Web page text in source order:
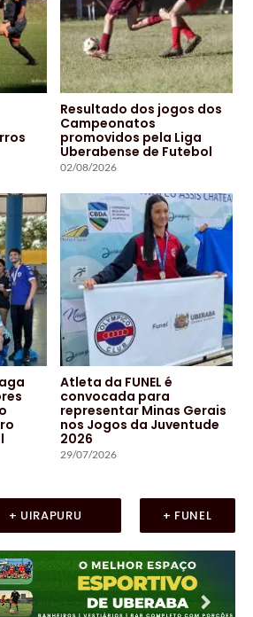
Resultado dos jogos dos
Campeonatos
promovidos pela Liga
Uberabense de Futebol
02/08/2026
Atleta da FUNEL é
convocada para
representar Minas Gerais
nos Jogos da Juventude
2026
29/07/2026
+ UIRAPURU + FUNEL